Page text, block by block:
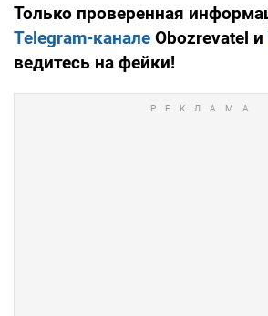
Только проверенная
Telegram-канале Obozrevatel и
ведитесь на фейки!